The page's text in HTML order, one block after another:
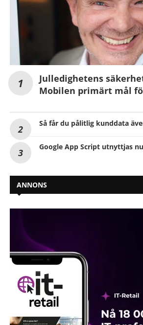
Julledighetens
Mobilen primärt mål
Så får du pålitlig kunddata
Google App Script utnyttjas
ANNONS